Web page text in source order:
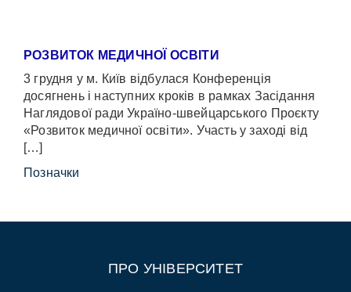
РОЗВИТОК МЕДИЧНОЇ ОСВІТИ
3 грудня у м. Київ відбулася Конференція
досягнень і наступних кроків в рамках Засідання
Наглядової ради Україно-швейцарського Проєкту
«Розвиток медичної освіти». Участь у заході від
[…]
Позначки
ПРО УНІВЕРСИТЕТ